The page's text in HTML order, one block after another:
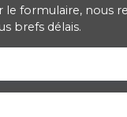
le formulaire, nous
brefs délais.